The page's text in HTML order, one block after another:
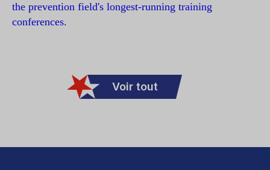
the prevention field's longest-running training
conferences.
Voir tout